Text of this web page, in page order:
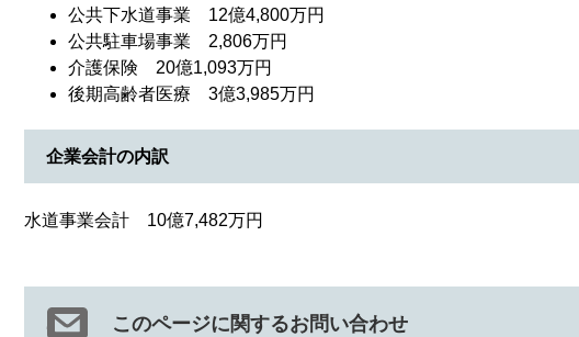
公共下水道事業 12億4,800万円
公共駐車場事業 2,806万円
介護保険 20億1,093万円
後期高齢者医療 3億3,985万円
企業会計の内訳
水道事業会計 10億7,482万円
このページに関するお問い合わせ